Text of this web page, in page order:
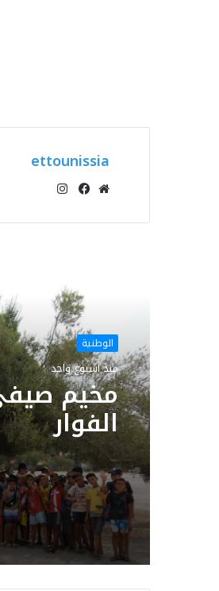
ettounissia
الويب
أقرأ التالي
الوطنية
منذ أسبوع واحد
مخيم
الفوار